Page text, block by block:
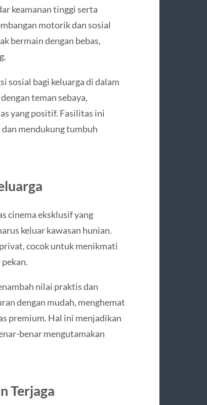
keamanan tinggi serta
motorik dan sosial
bermain dengan bebas,
sosial bagi keluarga di dalam
teman sebaya,
yang positif. Fasilitas ini
mendukung tumbuh
cinema eksklusif yang
keluar kawasan hunian.
cocok untuk menikmati
nilai praktis dan
dengan mudah, menghemat
premium. Hal ini menjadikan
benar mengutamakan
Terjaga